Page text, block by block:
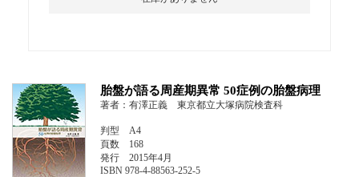
胎盤が語る周産期異常 50症例の胎盤病理
著者：有澤正義 東京都立大塚病院検査科
判型 A4
頁数 168
発行 2015年4月
ISBN 978-4-88563-252-5